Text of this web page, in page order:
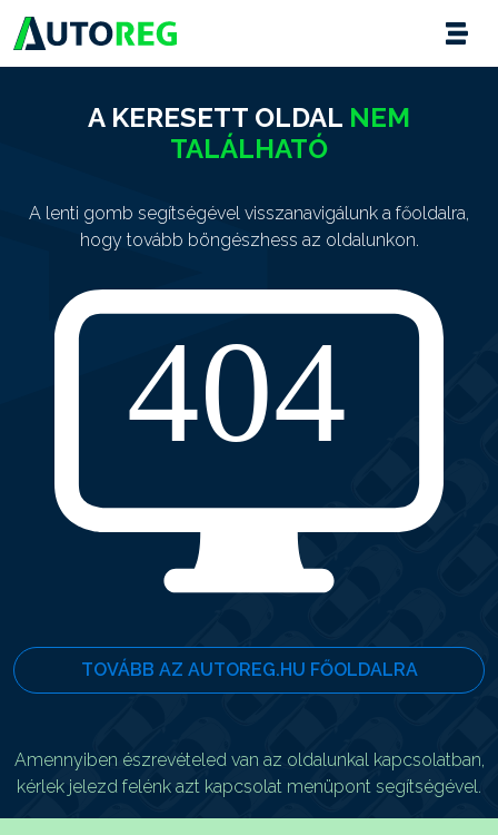
A KERESETT OLDAL NEM
TALÁLHATÓ
A lenti gomb segítségével visszanavigálunk a főoldalra,
hogy tovább böngészhess az oldalunkon.
TOVÁBB AZ AUTOREG.HU FŐOLDALRA
Amennyiben észrevételed van az oldalunkal kapcsolatban,
kérlek jelezd felénk azt kapcsolat menüpont segítségével.